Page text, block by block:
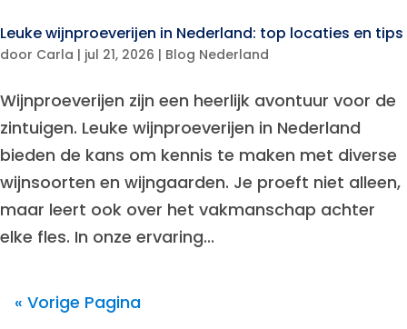
Leuke wijnproeverijen in Nederland: top locaties en tips
door Carla | jul 21, 2026 | Blog Nederland
Wijnproeverijen zijn een heerlijk avontuur voor de
zintuigen. Leuke wijnproeverijen in Nederland
bieden de kans om kennis te maken met diverse
wijnsoorten en wijngaarden. Je proeft niet alleen,
maar leert ook over het vakmanschap achter
elke fles. In onze ervaring...
« Vorige Pagina